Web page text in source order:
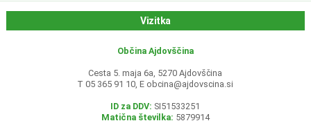
Vizitka
Občina Ajdovščina
Cesta 5. maja 6a, 5270 Ajdovščina
T 05 365 91 10, E obcina@ajdovscina.si
ID za DDV: SI51533251
Matična številka: 5879914